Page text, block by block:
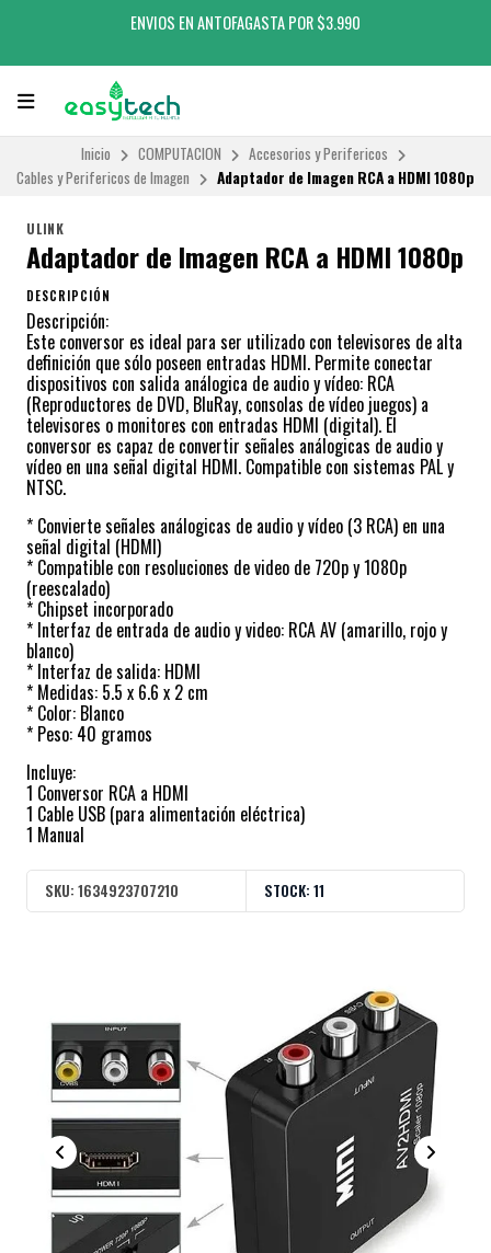
ENVIOS EN ANTOFAGASTA POR $3.990
Inicio COMPUTACION
Accesorios y Perifericos
Cables y Perifericos de Imagen
Adaptador de Imagen RCA a HDMI 1080p
ULINK
Adaptador de Imagen RCA a HDMI 1080p
DESCRIPCIÓN
Descripción:
Este conversor es ideal para ser utilizado con televisores de alta
definición que sólo poseen entradas HDMI. Permite conectar
dispositivos con salida análogica de audio y vídeo: RCA
(Reproductores de DVD, BluRay, consolas de vídeo juegos) a
televisores o monitores con entradas HDMI (digital). El
conversor es capaz de convertir señales análogicas de audio y
vídeo en una señal digital HDMI. Compatible con sistemas PAL y
NTSC.
* Convierte señales análogicas de audio y vídeo (3 RCA) en una
señal digital (HDMI)
* Compatible con resoluciones de video de 720p y 1080p
(reescalado)
* Chipset incorporado
* Interfaz de entrada de audio y video: RCA AV (amarillo, rojo y
blanco)
* Interfaz de salida: HDMI
* Medidas: 5.5 x 6.6 x 2 cm
* Color: Blanco
* Peso: 40 gramos
Incluye:
1 Conversor RCA a HDMI
1 Cable USB (para alimentación eléctrica)
1 Manual
SKU: 1634923707210 STOCK: 11